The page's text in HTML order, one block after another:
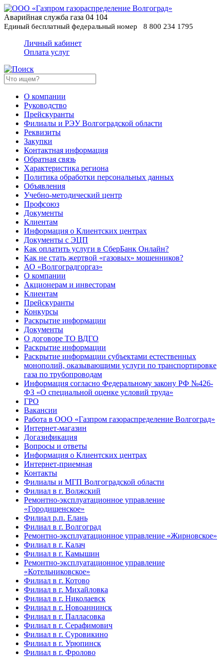
Аварийная служба газа 04 104
Единый бесплатный федеральный номер
8 800 234 1795
Личный кабинет
Оплата услуг
О компании
Руководство
Прейскуранты
Филиалы и РЭУ Волгоградской области
Реквизиты
Закупки
Контактная информация
Обратная связь
Характеристика региона
Политика обработки персональных данных
Oбъявления
Учебно-методический центр
Профсоюз
Документы
Клиентам
Информация о Клиентских центрах
Документы с ЭЦП
Как оплатить услуги в СберБанк Онлайн?
Как не стать жертвой «газовых» мошенников?
АО «Волгоградгоргаз»
О компании
Акционерам и инвесторам
Клиентам
Прейскуранты
Конкурсы
Раскрытие информации
Документы
О договоре ТО ВДГО
Раскрытие информации
Раскрытие информации субъектами естественных
монополий, оказывающими услуги по транспортировке
газа по трубопроводам
Информация согласно Федеральному закону РФ №426-
ФЗ «О специальной оценке условий труда»
ГРО
Вакансии
Работа в ООО «Газпром газораспределение Волгоград»
Интернет-магазин
Догазификация
Вопросы и ответы
Информация о Клиентских центрах
Интернет-приемная
Контакты
Филиалы и МГП Волгоградской области
Филиал в г. Волжский
Ремонтно-эксплуатационное управление
«Городищенское»
Филиал р.п. Елань
Филиал в г. Волгоград
Ремонтно-эксплуатационное управление «Жирновское»
Филиал в г. Калач
Филиал в г. Камышин
Ремонтно-эксплуатационное управление
«Котельниковское»
Филиал в г. Котово
Филиал в г. Михайловка
Филиал в г. Николаевск
Филиал в г. Новоаннинск
Филиал в г. Палласовка
Филиал в г. Серафимович
Филиал в г. Суровикино
Филиал в г. Урюпинск
Филиал в г. Фролово